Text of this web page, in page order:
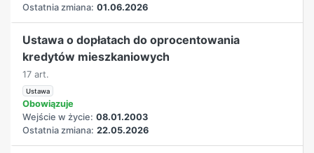
Ostatnia zmiana: 01.06.2026
Ustawa o dopłatach do oprocentowania
kredytów mieszkaniowych
17 art.
Ustawa
Obowiązuje
Wejście w życie: 08.01.2003
Ostatnia zmiana: 22.05.2026